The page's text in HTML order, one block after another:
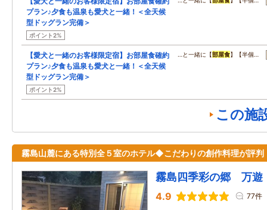
プラン♪夕食も温泉も愛犬と一緒！＜全天候
型ドッグラン完備＞
ポイント2%
【愛犬と一緒のお客様限定宿】お部屋食確約
プラン♪夕食も温泉も愛犬と一緒！＜全天候
型ドッグラン完備＞
ポイント2%
…と一緒に【部屋食】【半個…
この施
霧島山麓にある特別全５室のホテル◆こだわりの創作料理が評判
霧島四季彩の郷 万遊
4.9 77件